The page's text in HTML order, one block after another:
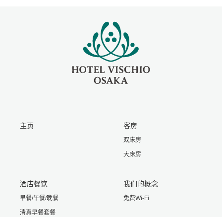
主页 客房
双床房
大床房
酒店餐饮
早餐/午餐/晚餐
清真早餐套餐
我们的概念
免费Wi-Fi